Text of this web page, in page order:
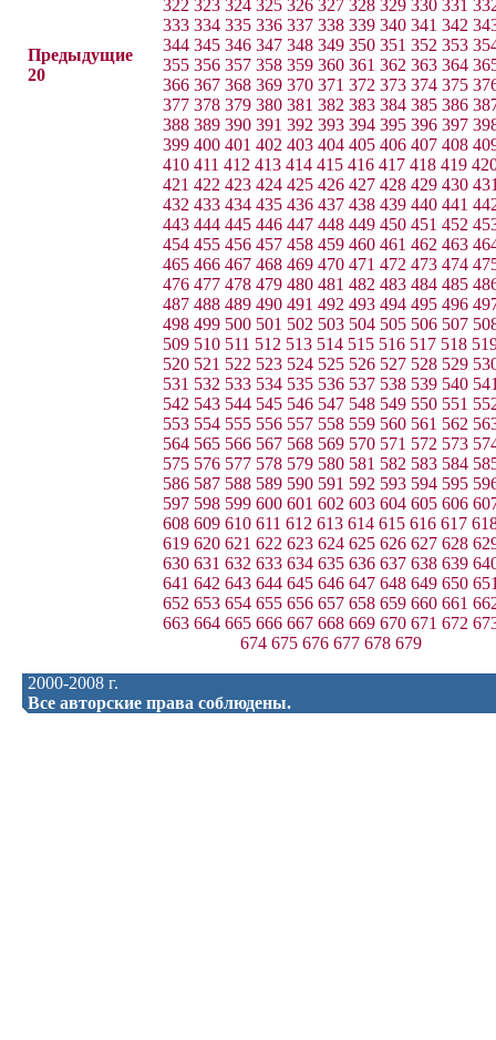
Предыдущие
20
322 323 324 325 326 327 328 329 330 331
333 334 335 336 337 338 339 340 341 342
344 345 346 347 348 349 350 351 352 353
355 356 357 358 359 360 361 362 363 364
366 367 368 369 370 371 372 373 374 375
377 378 379 380 381 382 383 384 385 386
388 389 390 391 392 393 394 395 396 397
399 400 401 402 403 404 405 406 407 408
410 411 412 413 414 415 416 417 418 419
421 422 423 424 425 426 427 428 429 430
432 433 434 435 436 437 438 439 440 441
443 444 445 446 447 448 449 450 451 452
454 455 456 457 458 459 460 461 462 463
465 466 467 468 469 470 471 472 473 474
476 477 478 479 480 481 482 483 484 485
487 488 489 490 491 492 493 494 495 496
498 499 500 501 502 503 504 505 506 507
509 510 511 512 513 514 515 516 517 518
520 521 522 523 524 525 526 527 528 529
531 532 533 534 535 536 537 538 539 540
542 543 544 545 546 547 548 549 550 551
553 554 555 556 557 558 559 560 561 562
564 565 566 567 568 569 570 571 572 573
575 576 577 578 579 580 581 582 583 584
586 587 588 589 590 591 592 593 594 595
597 598 599 600 601 602 603 604 605 606
608 609 610 611 612 613 614 615 616 617
619 620 621 622 623 624 625 626 627 628
630 631 632 633 634 635 636 637 638 639
641 642 643 644 645 646 647 648 649 650
652 653 654 655 656 657 658 659 660 661
663 664 665 666 667 668 669 670 671 672
674 675 676 677 678 679
2000-2008 г.
Все авторские права соблюдены.